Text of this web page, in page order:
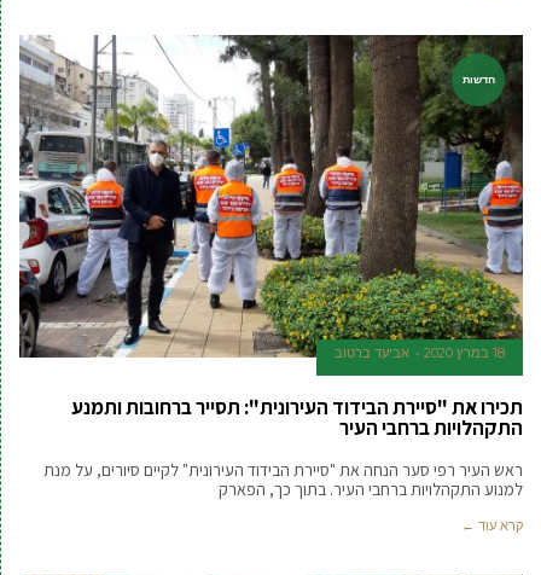
חדשות
18 במרץ 2020 אביעד ברטוב
תכירו את "סיירת הבידוד העירונית": תסייר ברחובות ותמנע
התקהלויות ברחבי העיר
ראש העיר רפי סער הנחה את "סיירת הבידוד העירונית" לקיים סיורים, על מנת
למנוע התקהלויות ברחבי העיר. בתוך כך, הפארק
קרא עוד ←